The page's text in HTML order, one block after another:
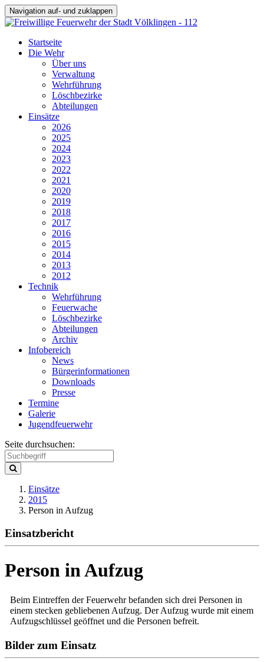
Navigation auf- und zuklappen
Startseite
Die Wehr
Über uns
Verwaltung
Wehrführung
Löschbezirke
Abteilungen
Einsätze
2026
2025
2024
2023
2022
2021
2020
2019
2018
2017
2016
2015
2014
2013
2012
Technik
Wehrführung
Feuerwache
Löschbezirke
Abteilungen
Archiv
Infobereich
News
Bürgerinformationen
Downloads
Presse
Termine
Galerie
Jugendfeuerwehr
Seite durchsuchen:
Einsätze
2015
Person in Aufzug
Einsatzbericht
Person in Aufzug
Beim Eintreffen der Feuerwehr befanden sich drei Personen in
einem stecken gebliebenen Aufzug. Der Aufzug wurde mit einem
Aufzugschlüssel geöffnet und die Personen befreit.
Bilder zum Einsatz